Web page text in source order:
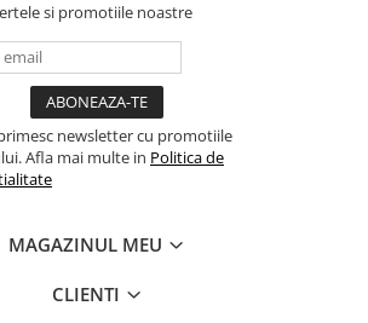
4 mm + 1 mm
Cauciuc termoplastic
Primăvară, Vară
feminin, pe baza a peste doi ani de
si promotiile noastre
newsletter cu promotiile
Afla mai multe in Politica de
MAGAZINUL MEU
CLIENTI